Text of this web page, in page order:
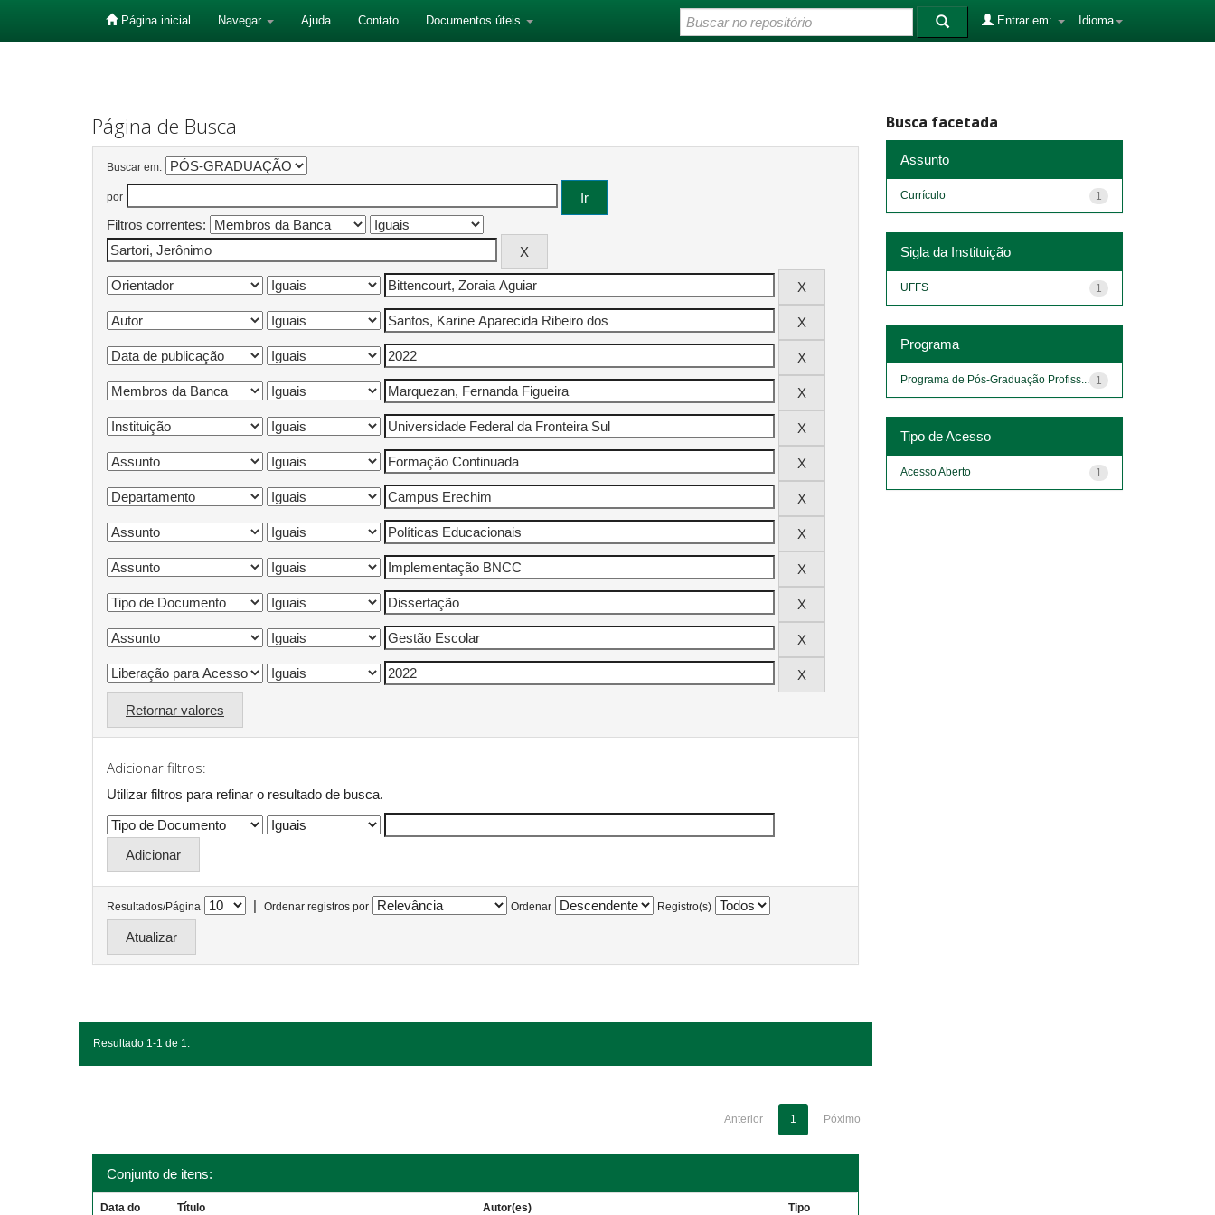
Página inicial Navegar Ajuda Contato Documentos úteis Idioma
Entrar em:
Página de Busca
Buscar em:
por
Filtros correntes:
Retornar valores
Adicionar filtros:
Utilizar filtros para refinar o resultado de busca.
Resultados/Página | Ordenar registros por Ordenar Registro(s)
Resultado 1-1 de 1.
Anterior 1 Póximo
Conjunto de itens:
Data do Título Autor(es) Tipo
Busca facetada
Assunto
1
Currículo
Sigla da Instituição
1
UFFS
Programa
1
Programa de Pós-Graduação Profiss...
Tipo de Acesso
1
Acesso Aberto